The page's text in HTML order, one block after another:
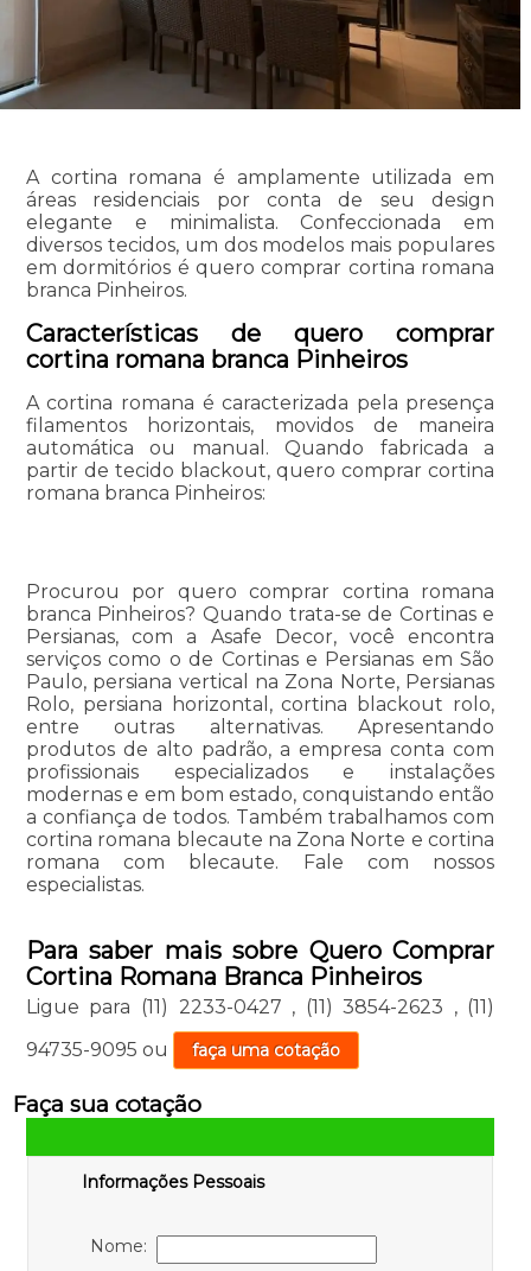
A cortina romana é amplamente utilizada em
áreas residenciais por conta de seu design
elegante e minimalista. Confeccionada em
diversos tecidos, um dos modelos mais populares
em dormitórios é quero comprar cortina romana
branca Pinheiros.
Características de quero comprar
cortina romana branca Pinheiros
A cortina romana é caracterizada pela presença
filamentos horizontais, movidos de maneira
automática ou manual. Quando fabricada a
partir de tecido blackout, quero comprar cortina
romana branca Pinheiros:
Procurou por quero comprar cortina romana
branca Pinheiros? Quando trata-se de Cortinas e
Persianas, com a Asafe Decor, você encontra
serviços como o de Cortinas e Persianas em São
Paulo, persiana vertical na Zona Norte, Persianas
Rolo, persiana horizontal, cortina blackout rolo,
entre outras alternativas. Apresentando
produtos de alto padrão, a empresa conta com
profissionais especializados e instalações
modernas e em bom estado, conquistando então
a confiança de todos. Também trabalhamos com
cortina romana blecaute na Zona Norte e cortina
romana com blecaute. Fale com nossos
especialistas.
Para saber mais sobre Quero Comprar
Cortina Romana Branca Pinheiros
Ligue para (11) 2233-0427 , (11) 3854-2623 , (11)
94735-9095 ou faça uma cotação
Faça sua cotação
Informações Pessoais
Nome: